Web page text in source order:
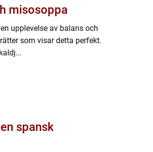
misosoppa
upplevelse av balans och
som visar detta perfekt.
spansk